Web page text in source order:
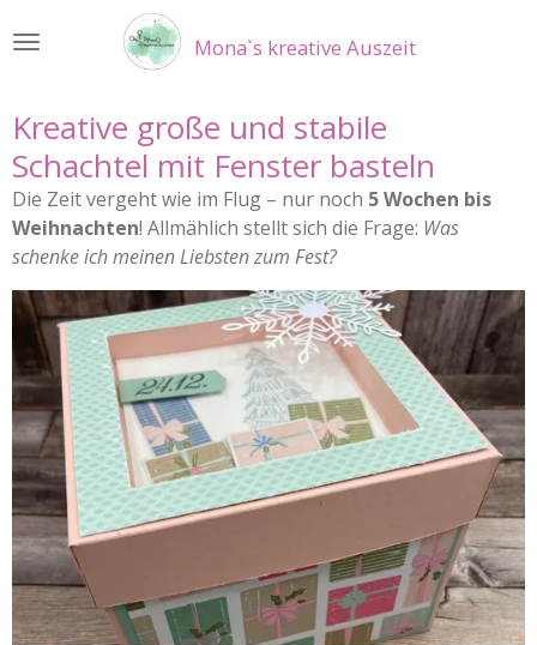
Hauptinhalt
Mona`s kreative Auszeit
Kreative große und stabile
Schachtel mit Fenster basteln
Die Zeit vergeht wie im Flug – nur noch 5 Wochen bis
Weihnachten! Allmählich stellt sich die Frage: Was
schenke ich meinen Liebsten zum Fest?